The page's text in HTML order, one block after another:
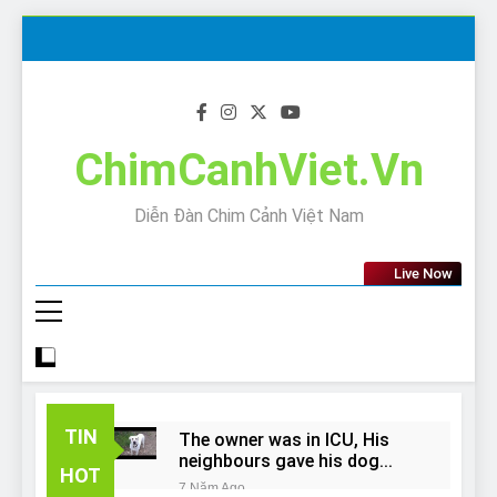
ChimCanhViet.Vn
Diễn Đàn Chim Cảnh Việt Nam
Live Now
TIN
HOT
The owner was in ICU, His
neighbours gave his dog
away!
7 Năm Ago